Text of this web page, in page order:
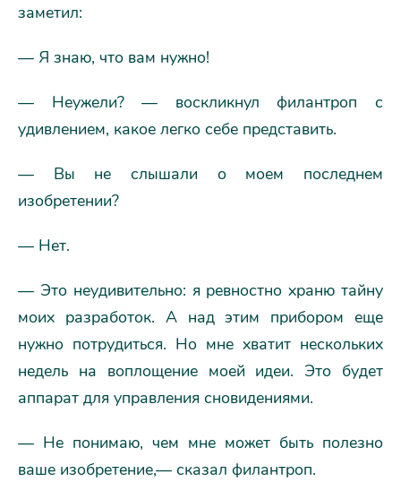
заметил:
— Я знаю, что вам нужно!
— Неужели? — воскликнул филантроп с
удивлением, какое легко себе представить.
— Вы не слышали о моем последнем
изобретении?
— Нет.
— Это неудивительно: я ревностно храню тайну
моих разработок. А над этим прибором еще
нужно потрудиться. Но мне хватит нескольких
недель на воплощение моей идеи. Это будет
аппарат для управления сновидениями.
— Не понимаю, чем мне может быть полезно
ваше изобретение,— сказал филантроп.